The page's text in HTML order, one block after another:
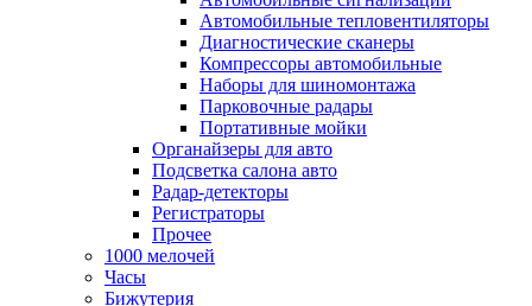
Автомобильные тепловентиляторы
Диагностические сканеры
Компрессоры автомобильные
Наборы для шиномонтажа
Парковочные радары
Портативные мойки
Органайзеры для авто
Подсветка салона авто
Радар-детекторы
Регистраторы
Прочее
1000 мелочей
Часы
Бижутерия